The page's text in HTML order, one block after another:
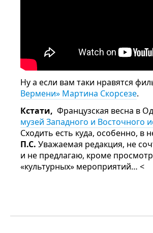
Ну а если вам таки нравятся
Вермени» Мартина Скорсезе.
Кстати, Французская весна в
музей Западного и Восточного
Сходить есть куда, особенно, в
П.С. Уважаемая редакция, не
и не предлагаю, кроме
«культурных» мероприятий… <